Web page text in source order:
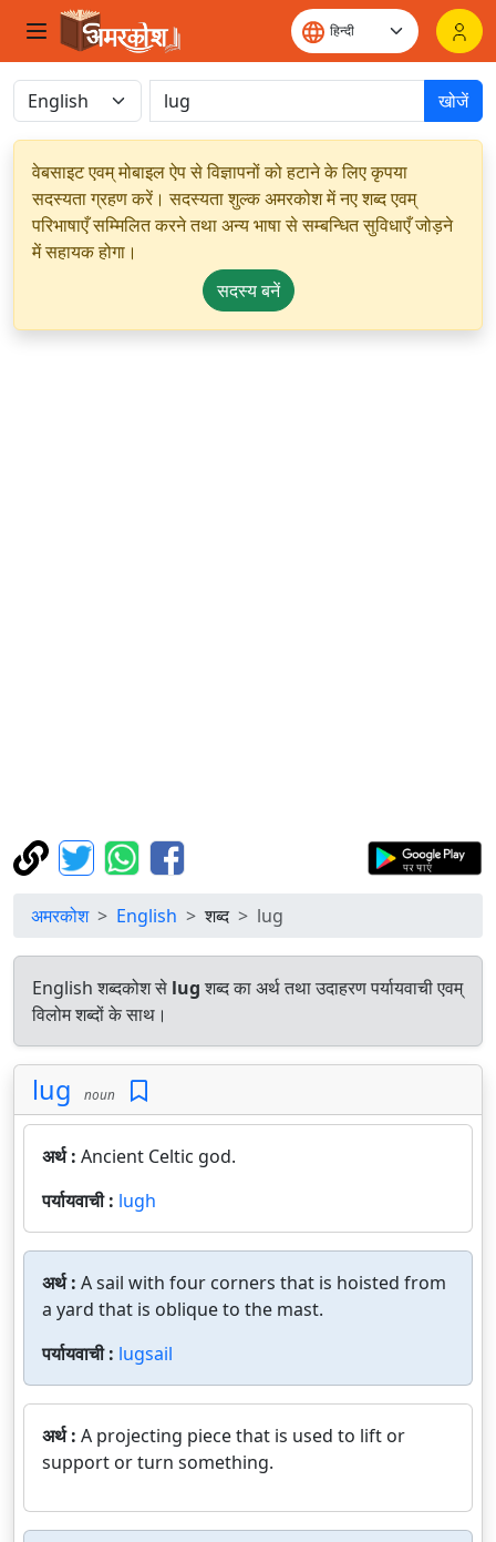
खोजें
वेबसाइट एवम् मोबाइल ऐप से विज्ञापनों को हटाने के लिए कृपया
सदस्यता ग्रहण करें। सदस्यता शुल्क अमरकोश में नए शब्द एवम्
परिभाषाएँ सम्मिलित करने तथा अन्य भाषा से सम्बन्धित सुविधाएँ जोड़ने
में सहायक होगा।
सदस्य बनें
अमरकोश English शब्द lug
English शब्दकोश से lugशब्द का अर्थ तथा उदाहरण पर्यायवाची एवम्
विलोम शब्दों के साथ।
lug noun
अर्थ : Ancient Celtic god.
पर्यायवाची : lugh
अर्थ : A sail with four corners that is hoisted from
a yard that is oblique to the mast.
पर्यायवाची : lugsail
अर्थ : A projecting piece that is used to lift or
support or turn something.